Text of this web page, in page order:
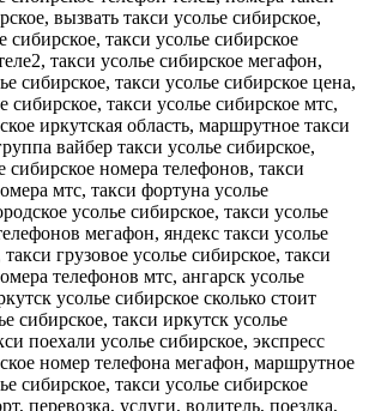
вызвать такси усолье сибирское,
сибирское, такси усолье сибирское
такси усолье сибирское мегафон,
сибирское, такси усолье сибирское цена,
сибирское, такси усолье сибирское мтс,
иркутская область, маршрутное такси
вайбер такси усолье сибирское,
сибирское номера телефонов, такси
мтс, такси фортуна усолье
усолье сибирское, такси усолье
мегафон, яндекс такси усолье
такси грузовое усолье сибирское, такси
телефонов мтс, ангарск усолье
усолье сибирское сколько стоит
сибирское, такси иркутск усолье
поехали усолье сибирское, экспресс
номер телефона мегафон, маршрутное
сибирское, такси усолье сибирское
перевозка, услуги, водитель, поездка,